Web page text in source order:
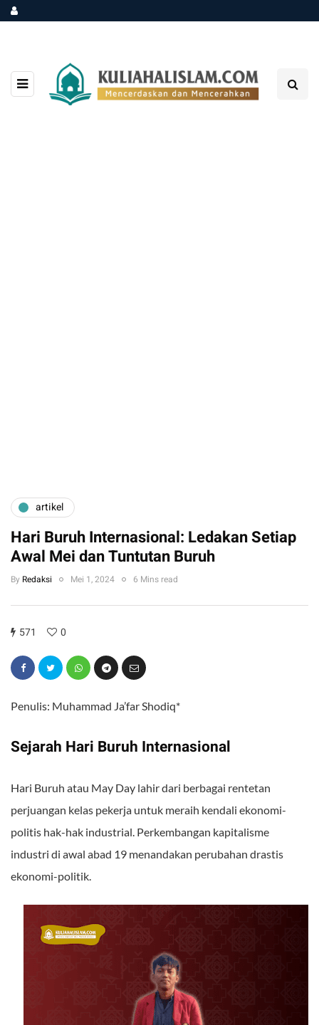
artikel
Hari Buruh Internasional: Ledakan Setiap
Awal Mei dan Tuntutan Buruh
By Redaksi Mei 1, 2024 6 Mins read
571 0
Penulis: Muhammad Ja’far Shodiq*
Sejarah Hari Buruh Internasional
Hari Buruh atau May Day lahir dari berbagai rentetan
perjuangan kelas pekerja untuk meraih kendali ekonomi-
politis hak-hak industrial. Perkembangan kapitalisme
industri di awal abad 19 menandakan perubahan drastis
ekonomi-politik.